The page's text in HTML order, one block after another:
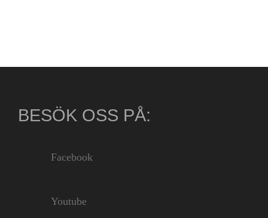
BESÖK OSS PÅ:
Facebook
Youtube